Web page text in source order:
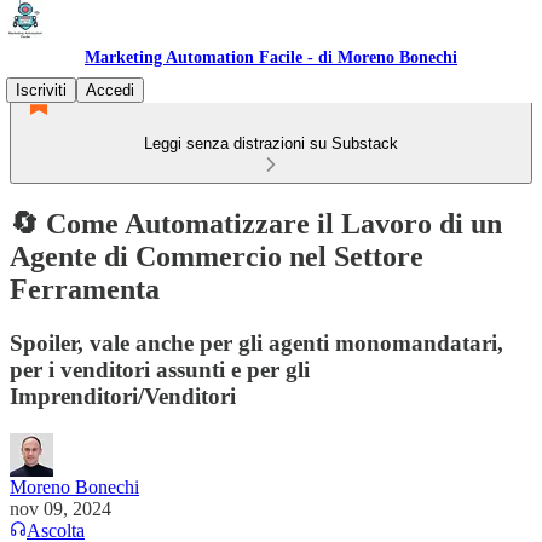
Marketing Automation Facile - di Moreno Bonechi
Iscriviti
Accedi
Leggi senza distrazioni su Substack
🔄 Come Automatizzare il Lavoro di un
Agente di Commercio nel Settore
Ferramenta
Spoiler, vale anche per gli agenti monomandatari,
per i venditori assunti e per gli
Imprenditori/Venditori
Moreno Bonechi
nov 09, 2024
Ascolta